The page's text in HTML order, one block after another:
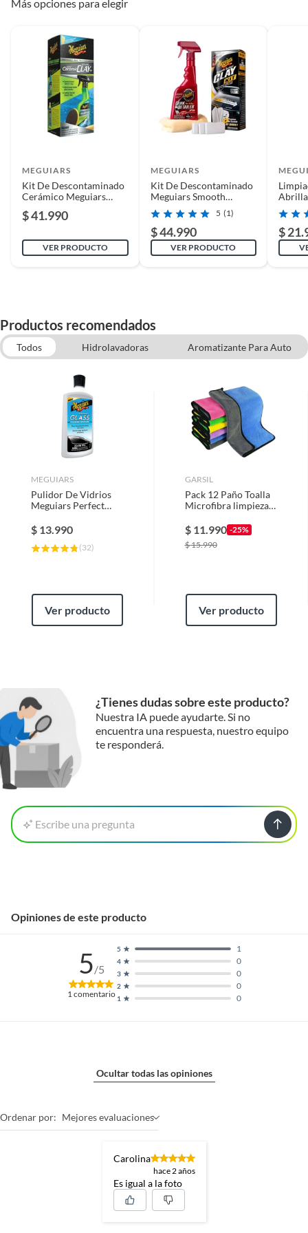
pasada para que el Clay Pad pueda actuar sin pegarse
Seque la superficie con la toalla de microfibra e
inspecciones si esta se encuentra totalmente suave
para continuar con una siguiente sección de la pintura.
Más opciones para elegir
MEGUIARS
Kit De Descontaminado
Cerámico Meguiars
$ 41.990
VER PRODUCTO
MEGUIARS
Kit De Descontaminado
Meguiars Smooth
Surface Clay Kit 5 (1)
$ 44.990
VER PRODUCTO
$
Productos recomendados
Todos Hidrolavadoras
Aromatizante Para Auto
Abrillantador para autos
MEGUIARS
Pulidor De Vidrios
Meguiars Perfect
Polishing
$ 13.990
(32)
Ver producto
GARSIL
Pack 12 Paño Toalla
Microfibra limpieza
de Auto
$ 11.990 -25%
$15.990
Ver producto
¿Tienes dudas sobre este producto?
Nuestra IA puede ayudarte. Si no
encuentra una respuesta, nuestro equipo
te responderá.
Escribe una pregunta
Opiniones de este producto
5/5
1comentario 1 0
2 0
3 0
4 0
5 1
Ocultar todas las opiniones
Ordenar por: Mejores evaluaciones
Carolina
hace 2 años
Es igual a la foto